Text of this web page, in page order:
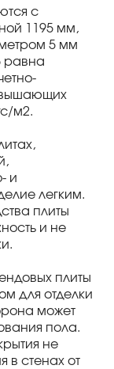
с
1195 мм,
5 мм
равна
м2.
и
легким.
плиты
и не
плиты
для отделки
может
пола.
не
в стенах от